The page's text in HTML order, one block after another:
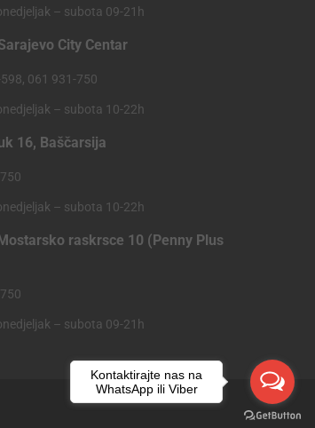
– subota 09-21h
City Centar
061 931-750
– subota 10-22h
16, Baščarsija
– subota 10-22h
raskrsce 10 (Penny Plus
– subota 09-21h
Kontaktirajte nas na
WhatsApp ili Viber